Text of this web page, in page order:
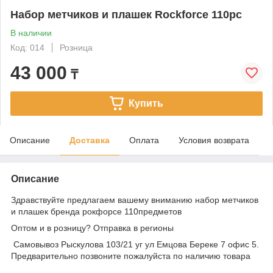
Набор метчиков и плашек Rockforce 110pc
В наличии
Код: 014
Розница
43 000 ₸
Купить
Описание Доставка Оплата Условия возврата
Описание
Здравствуйте предлагаем вашему вниманию набор метчиков
и плашек бренда рокфорсе 110предметов
Оптом и в розницу? Отправка в регионы
Самовывоз Рыскулова 103/21 уг ул Емцова Береке 7 офис 5.
Предварительно позвоните пожалуйста по наличию товара